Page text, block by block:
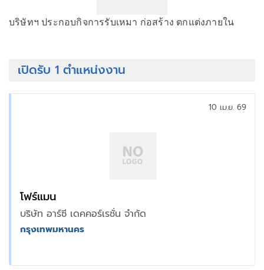
บริษัทฯ ประกอบกิจการรับเหมา ก่อสร้าง ตกแต่งภายใน
เปิดรับ 1 ตำแหน่งงาน
โฟร์แมน
บริษัท อาร์ซี เดคคอร์เรชั่น จำกัด
10 เม.ย. 69
กรุงเทพมหานคร